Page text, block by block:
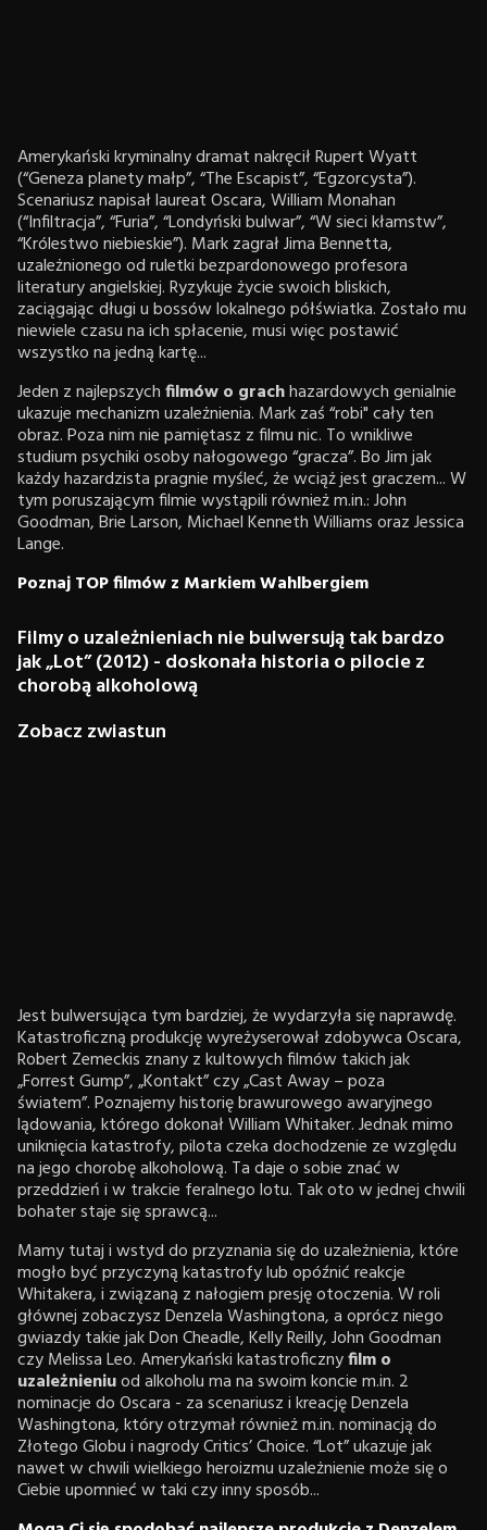
Amerykański kryminalny dramat nakręcił Rupert Wyatt
(“Geneza planety małp”, “The Escapist”, “Egzorcysta”).
Scenariusz napisał laureat Oscara, William Monahan
(“Infiltracja”, “Furia”, “Londyński bulwar”, “W sieci kłamstw”,
“Królestwo niebieskie”). Mark zagrał Jima Bennetta,
uzależnionego od ruletki bezpardonowego profesora
literatury angielskiej. Ryzykuje życie swoich bliskich,
zaciągając długi u bossów lokalnego półświatka. Zostało mu
niewiele czasu na ich spłacenie, musi więc postawić
wszystko na jedną kartę...
Jeden z najlepszychfilmów o grachhazardowych genialnie
ukazuje mechanizm uzależnienia. Mark zaś “robi" cały ten
obraz. Poza nim nie pamiętasz z filmu nic. To wnikliwe
studium psychiki osoby nałogowego “gracza”. Bo Jim jak
każdy hazardzista pragnie myśleć, że wciąż jest graczem... W
tym poruszającym filmie wystąpili również m.in.: John
Goodman, Brie Larson, Michael Kenneth Williams oraz Jessica
Lange.
Poznaj TOP filmów z Markiem Wahlbergiem
Filmy o uzależnieniach nie bulwersują tak bardzo
jak „Lot” (2012) - doskonała historia o pilocie z
chorobą alkoholową
Zobacz zwiastun
Jest bulwersująca tym bardziej, że wydarzyła się naprawdę.
Katastroficzną produkcję wyreżyserował zdobywca Oscara,
Robert Zemeckis znany z kultowych filmów takich jak
„Forrest Gump”, „Kontakt” czy „Cast Away – poza
światem”. Poznajemy historię brawurowego awaryjnego
lądowania, którego dokonał William Whitaker. Jednak mimo
uniknięcia katastrofy, pilota czeka dochodzenie ze względu
na jego chorobę alkoholową. Ta daje o sobie znać w
przeddzień i w trakcie feralnego lotu. Tak oto w jednej chwili
bohater staje się sprawcą...
Mamy tutaj i wstyd do przyznania się do uzależnienia, które
mogło być przyczyną katastrofy lub opóźnić reakcje
Whitakera, i związaną z nałogiem presję otoczenia. W roli
głównej zobaczysz Denzela Washingtona, a oprócz niego
gwiazdy takie jak Don Cheadle, Kelly Reilly, John Goodman
czy Melissa Leo. Amerykański katastroficznyfilm o
uzależnieniuod alkoholu ma na swoim koncie m.in. 2
nominacje do Oscara - za scenariusz i kreację Denzela
Washingtona, który otrzymał również m.in. nominacją do
Złotego Globu i nagrody Critics’ Choice. “Lot” ukazuje jak
nawet w chwili wielkiego heroizmu uzależnienie może się o
Ciebie upomnieć w taki czy inny sposób...